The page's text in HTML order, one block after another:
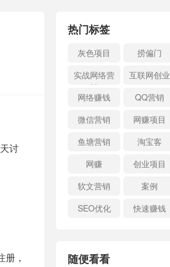
讨
，
热门标签
灰色项目 捞偏门
实战网络营
销
互联网创业
网络赚钱
QQ营销
微信营销
网赚项目
鱼塘营销
淘宝客
网赚
创业项目
软文营销
案例
SEO优化
快速赚钱
随便看看